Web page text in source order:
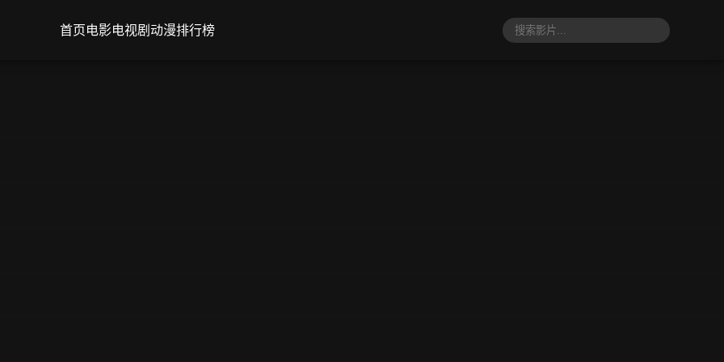
首页电影电视剧动漫排行榜